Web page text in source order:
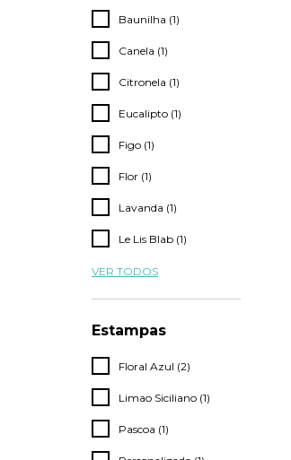
Baunilha (1)
Canela (1)
Citronela (1)
Eucalipto (1)
Figo (1)
Flor (1)
Lavanda (1)
Le Lis Blab (1)
VER TODOS
Estampas
Floral Azul (2)
Limao Siciliano (1)
Pascoa (1)